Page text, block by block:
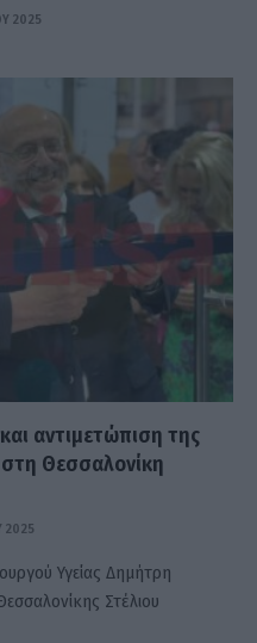
2025
αντιμετώπιση της
Θεσσαλονίκη
2025
Υγείας Δημήτρη
Στέλιου